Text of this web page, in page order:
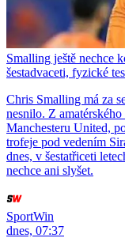
Smalling ještě nechce
šestadvaceti, fyzické
Chris Smalling má za
nesnilo. Z
Manchesteru United,
trofeje pod vedením
dnes, v šestatřiceti
nechce ani slyšet.
SportWin
dnes, 07:37